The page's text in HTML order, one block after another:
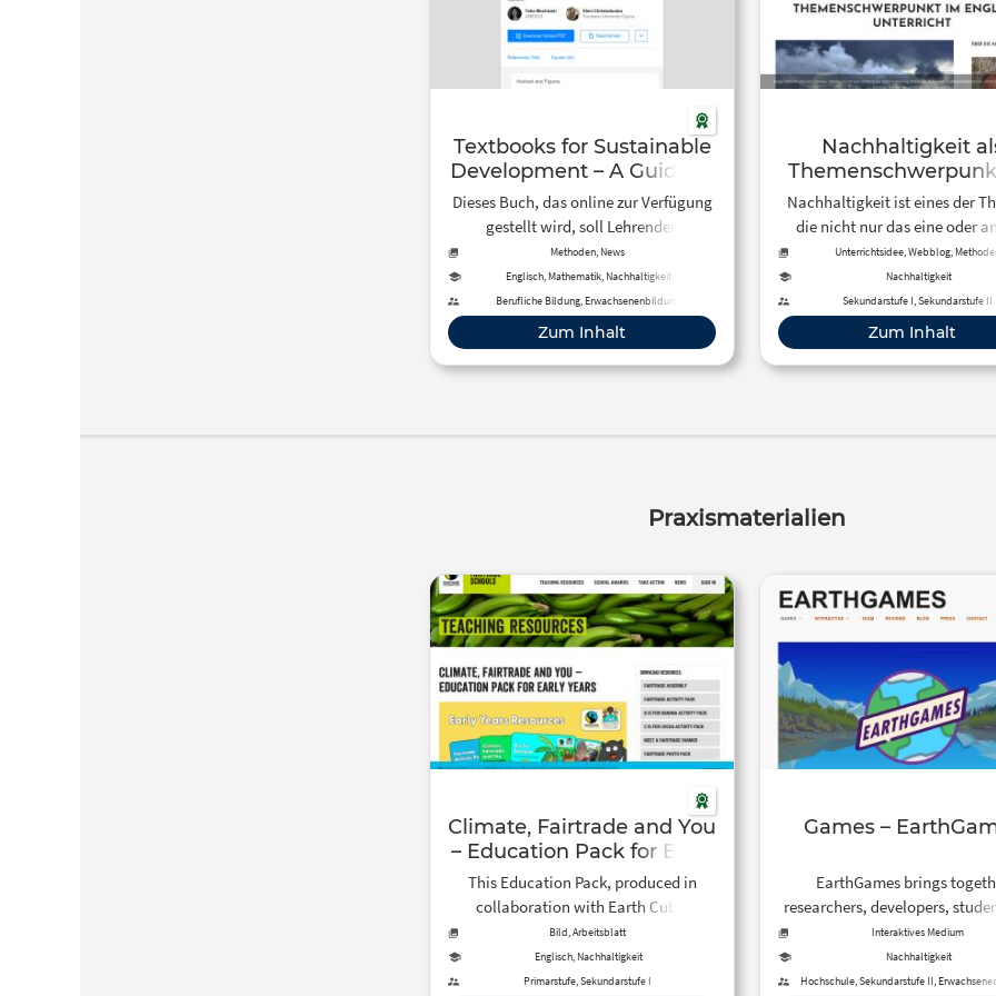
Textbooks for Sustainable
Development – A Guide to
Embedding
Dieses Buch, das online zur Verfügung
gestellt wird, soll Lehrenden
verschiedener Fächer helfen, das
Thema Nachhaltigkeit in ihrem
Unterricht zu thematisieren.
Methoden, News
Englisch, Mathematik, Nachhaltigkeit
Berufliche Bildung, Erwachsenenbildung
Zum Inhalt
Nachhaltigkeit
Englisch-
Nachhaltigkeit ist eines der
die nicht nur das eine oder
Medium, sondern mittlerweile
den gesellschaftlichen
nicht zuletzt die Politik
Erfahren Sie hier, wie dieses
den vorhandenen
im Englisch-Unterricht
Unterrichtsidee, Webblog,
Nachhaltigkeit
Sekundarstufe I, Sekundarstufe II
Zum Inhalt
Praxismaterialien
Climate, Fairtrade and You
– Education Pack for Early
Years
This Education Pack, produced in
collaboration with Earth Cubs,
contains everything you need to
explore Fairtrade in Early Years
settings. Download the resources on
Bild, Arbeitsblatt
Englisch, Nachhaltigkeit
Primarstufe, Sekundarstufe I
Games –
EarthGames brings
researchers, developers,
gamers to create games that
curiosity in the natural
Interaktives Medium
Nachhaltigkeit
Hochschule, Sekundarstufe II,